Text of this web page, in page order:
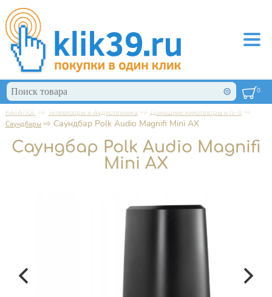
Перейти к основному содержанию
Форма поиска
Поиск 0
Вы здесь
КАТАЛОГ ⇨ Телевизоры и Аудиотехника ⇨ Домашние кинотеатры и hi-fi ⇨
Саундбары ⇨ Саундбар Polk Audio Magnifi Mini AX
Саундбар Polk Audio Magnifi
Mini AX